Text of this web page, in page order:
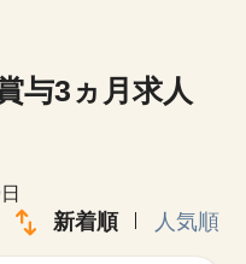
与3ヵ月求人
新着順 人気順
中国・四国